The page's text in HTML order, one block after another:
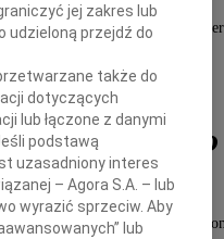
przyjęliśmy wiadomość o
hab. n. med.
Kozickiego
Medycznego Kształcenia
jej zakres lub
udzieloną przejdź do
także do
dotyczących
lub łączone z danymi
podstawą
uzasadniony interes
– Agora S.A. – lub
wyrazić sprzeciw. Aby
lub